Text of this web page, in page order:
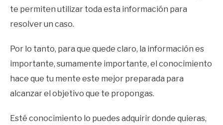
te permiten utilizar toda esta información para
resolver un caso.
Por lo tanto, para que quede claro, la información es
importante, sumamente importante, el conocimiento
hace que tu mente este mejor preparada para
alcanzar el objetivo que te propongas.
Esté conocimiento lo puedes adquirir donde quieras,